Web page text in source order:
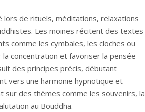
lors de rituels, méditations, relaxations
Les moines récitent des textes
comme les cymbales, les cloches ou
concentration et favoriser la pensée
des principes précis, débutant
vers une harmonie hypnotique et
sur des thèmes comme les souvenirs, la
au Bouddha.